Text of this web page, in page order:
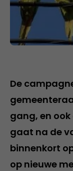
De
gang, en
gaat na de
binnenkort
op nieuwe